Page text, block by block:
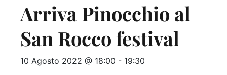
Arriva Pinocchio al
San Rocco festival
10 Agosto 2022 @ 18:00 - 19:30